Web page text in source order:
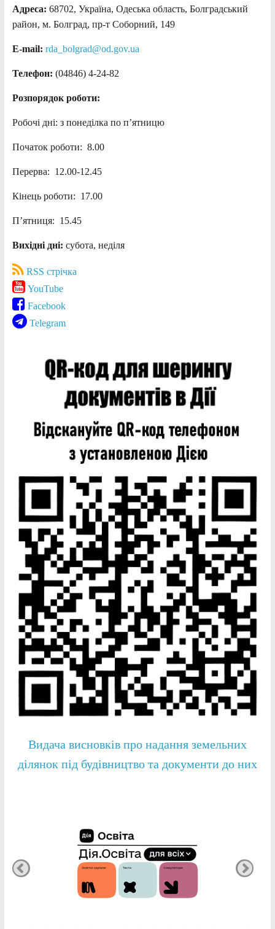
Адреса: 68702, Україна, Одеська область, Болградський
район, м. Болград, пр-т Соборний, 149
E-mail: rda_bolgrad@od.gov.ua
Телефон: (04846) 4-24-82
Розпорядок роботи:
Робочі дні: з понеділка по п’ятницю
Початок роботи: 8.00
Перерва: 12.00-12.45
Кінець роботи: 17.00
П’ятниця: 15.45
Вихідні дні: субота, неділя
RSS стрічка
YouTube
Facebook
Telegram
Видача висновків про надання земельних
ділянок під будівництво та документи до них